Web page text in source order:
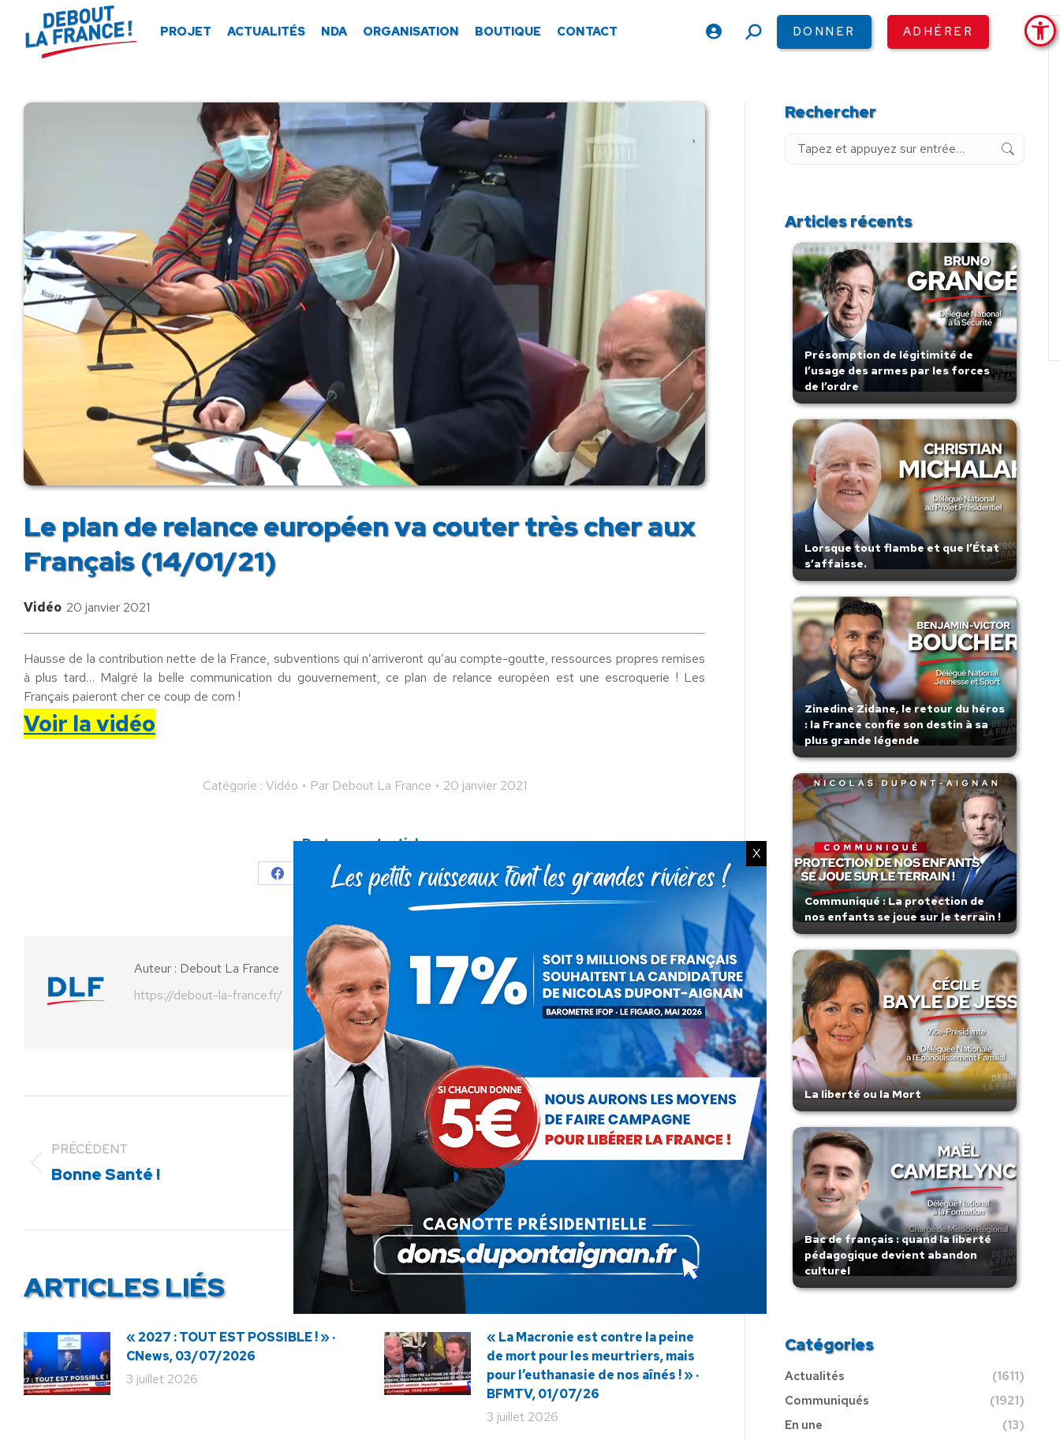
PROJET ACTUALITÉS NDA ORGANISATION BOUTIQUE CONTACT
RechercheDONNER ADHÉRER
Le plan de relance européen va couter très cher aux
Français (14/01/21)
Vidéo 20 janvier 2021
Hausse de la contribution nette de la France, subventions qui n’arriveront qu’au compte-goutte, ressources propres remises
à plus tard… Malgré la belle communication du gouvernement, ce plan de relance européen est une escroquerie ! Les
Français paieront cher ce coup de com !
Voir la vidéo
Catégorie : Vidéo Par Debout La France 20 janvier 2021
Partager cet article
Partager
Facebook
Partager
X
Partager
Pinterest
Partager
sur
Partager
sur
Auteur : Debout La France
https://debout-la-france.fr/
PRÉCÉDENT
Article
Bonne Santé !
SUIVANT
Article
suivant
:
Nouvelle prorogation de l’état
d’urgence sanitaire : l’Assemblée
nationale fait hara-kiri !
ARTICLES LIÉS
« 2027 : TOUT EST POSSIBLE ! » ·
CNews, 03/07/2026
3 juillet 2026
« La Macronie est contre la peine
de mort pour les meurtriers, mais
pour l’euthanasie de nos aînés ! » ·
BFMTV, 01/07/26
3 juillet 2026
Rechercher
Recherche
Articles récents
Présomption de légitimité de
l’usage des armes par les forces
de l’ordre
Lorsque tout flambe et que l’État
s’affaisse.
Zinedine Zidane, le retour du héros
: la France confie son destin à sa
plus grande légende
Communiqué : La protection de
nos enfants se joue sur le terrain !
La liberté ou la Mort
Bac de français : quand la liberté
pédagogique devient abandon
culturel
Catégories
Actualités
(1611)
Communiqués
(1921)
En une
(13)
X
Panneau de gestion des cookies